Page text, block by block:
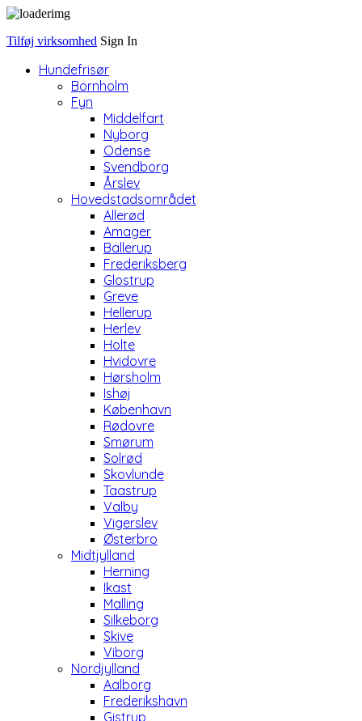
Tilføj virksomhed Sign In
Hundefrisør
Bornholm
Fyn
Middelfart
Nyborg
Odense
Svendborg
Årslev
Hovedstadsområdet
Allerød
Amager
Ballerup
Frederiksberg
Glostrup
Greve
Hellerup
Herlev
Holte
Hvidovre
Hørsholm
Ishøj
København
Rødovre
Smørum
Solrød
Skovlunde
Taastrup
Valby
Vigerslev
Østerbro
Midtjylland
Herning
Ikast
Malling
Silkeborg
Skive
Viborg
Nordjylland
Aalborg
Frederikshavn
Gistrup